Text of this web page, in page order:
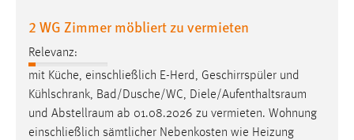
2 WG Zimmer möbliert zu vermieten
Relevanz:
mit Küche, einschließlich E-Herd, Geschirrspüler und
Kühlschrank, Bad/Dusche/WC, Diele/Aufenthaltsraum
und Abstellraum ab 01.08.2026 zu vermieten. Wohnung
einschließlich sämtlicher Nebenkosten wie Heizung
Anbieter:
Google Ireland Limited
Zweck:
Conversion-Tracking
Cookie Laufzeit: